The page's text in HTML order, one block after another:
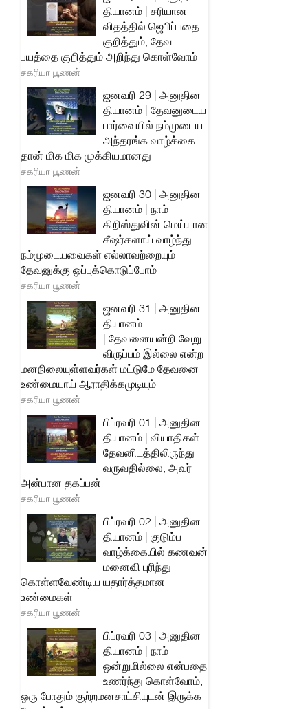
தியானம் | சரியான
விதத்தில் ஜெபிப்பதை
குறித்தும், தேவ
பயத்தை குறித்தும் அறிந்து கொள்வோம்
சகரியா பூணன்
ஜனவரி 29 | அனுதின
தியானம் | தேவனுடைய
பார்வையில் நம்முடைய
அந்தரங்க வாழ்க்கை
தான் மிக மிக முக்கியமானது
சகரியா பூணன்
ஜனவரி 30 | அனுதின
தியானம் | நாம்
கிறிஸ்துவின் மெய்யான
சீஷர்களாய் வாழ்ந்து
நம்முடையவைகள் எல்லாவற்றையும்
தேவனுக்கு ஒப்புக்கொடுப்போம்
சகரியா பூணன்
ஜனவரி 31 | அனுதின
தியானம்
| தேவனையன்றி வேறு
விருப்பம் இல்லை என்ற
மனநிலையுள்ளவர்கள் மட்டுமே தேவனை
உண்மையாய் ஆராதிக்கமுடியும்
சகரியா பூணன்
பிப்ரவரி 01 | அனுதின
தியானம் | வியாதிகள்
தேவனிடத்திலிருந்து
வருவதில்லை, அவர்
அன்பான தகப்பன்
சகரியா பூணன்
பிப்ரவரி 02 | அனுதின
தியானம் | குடும்ப
வாழ்க்கையில் கணவன்
மனைவி புரிந்து
கொள்ளவேண்டிய யதார்த்தமான
உண்மைகள்
சகரியா பூணன்
பிப்ரவரி 03 | அனுதின
தியானம் | நாம்
ஒன்றுமில்லை என்பதை
உணர்ந்து கொள்வோம்,
ஒரு போதும் குற்றமனசாட்சியுடன் இருக்க